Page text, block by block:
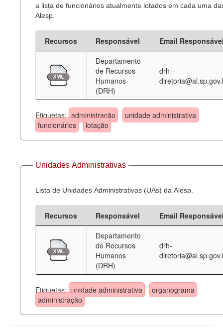
a lista de funcionários atualmente lotados em cada uma
Alesp.
Recursos Responsável
Email
Departamento
de Recursos
Humanos
(DRH)
drh-
Etiquetas: administração
unidade administrativa
funcionários
lotação
Unidades Administrativas
Lista de Unidades Administrativas (UAs) da Alesp.
Recursos Responsável
Email
Departamento
de Recursos
Humanos
(DRH)
drh-
Etiquetas: unidade administrativa
organograma
administração